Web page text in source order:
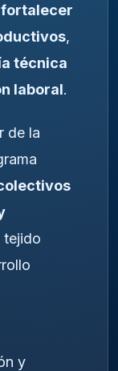
,
técnica
laboral.
de la
tejido
y